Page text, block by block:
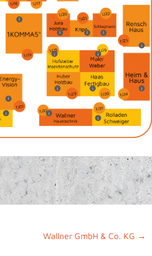
i
i
i
i i i
i
i
i
i
i
i
i
i
Wallner GmbH & Co. KG →